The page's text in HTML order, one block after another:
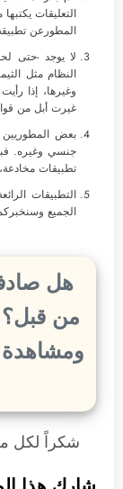
المطورعن
لا يوجد -حتى
النظام مثل
وغيرها، إذا
غيرت أبل من
بعض المطوريين
جنسي وغيره.
تطبيقات
التطبيقات
الجميع
هل
من قبل؟
ومشاهدة
شكراً لكل